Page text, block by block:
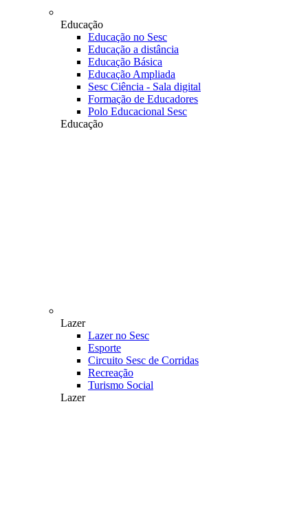
Educação
Educação no Sesc
Educação a distância
Educação Básica
Educação Ampliada
Sesc Ciência - Sala digital
Formação de Educadores
Polo Educacional Sesc
Educação
Lazer
Lazer no Sesc
Esporte
Circuito Sesc de Corridas
Recreação
Turismo Social
Lazer